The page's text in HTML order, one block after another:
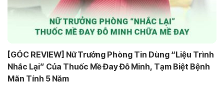
[GÓC REVIEW] Nữ Trưởng Phòng Tin Dùng “Liệu Trình
Nhắc Lại” Của Thuốc Mề Đay Đỗ Minh, Tạm Biệt Bệnh
Mãn Tính 5 Năm